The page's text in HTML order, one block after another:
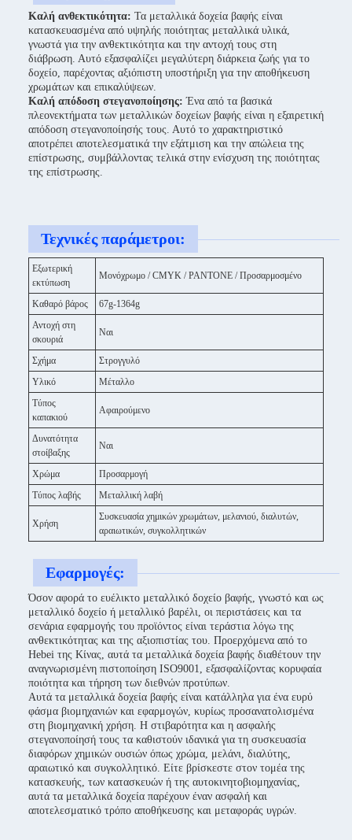
Καλή ανθεκτικότητα: Τα μεταλλικά δοχεία βαφής είναι
κατασκευασμένα από υψηλής ποιότητας μεταλλικά υλικά,
γνωστά για την ανθεκτικότητα και την αντοχή τους στη
διάβρωση. Αυτό εξασφαλίζει μεγαλύτερη διάρκεια ζωής για το
δοχείο, παρέχοντας αξιόπιστη υποστήριξη για την αποθήκευση
χρωμάτων και επικαλύψεων.
Καλή απόδοση στεγανοποίησης:Ένα από τα βασικά
πλεονεκτήματα των μεταλλικών δοχείων βαφής είναι η εξαιρετική
απόδοση στεγανοποίησής τους. Αυτό το χαρακτηριστικό
αποτρέπει αποτελεσματικά την εξάτμιση και την απώλεια της
επίστρωσης, συμβάλλοντας τελικά στην ενίσχυση της ποιότητας
της επίστρωσης.
Τεχνικές παράμετροι:
Εξωτερική
εκτύπωση
Μονόχρωμο / CMYK / PANTONE / Προσαρμοσμένο
Καθαρό βάρος
67g-1364g
Αντοχή στη
σκουριά
Ναι
Σχήμα
Στρογγυλό
Υλικό
Μέταλλο
Τύπος
καπακιού
Αφαιρούμενο
Δυνατότητα
στοίβαξης
Ναι
Χρώμα
Προσαρμογή
Τύπος λαβής
Μεταλλική λαβή
Χρήση
Συσκευασία χημικών χρωμάτων, μελανιού, διαλυτών,
αραιωτικών, συγκολλητικών
Εφαρμογές:
Όσον αφορά το ευέλικτο μεταλλικό δοχείο βαφής, γνωστό και ως
μεταλλικό δοχείο ή μεταλλικό βαρέλι, οι περιστάσεις και τα
σενάρια εφαρμογής του προϊόντος είναι τεράστια λόγω της
ανθεκτικότητας και της αξιοπιστίας του. Προερχόμενα από το
Hebei της Κίνας, αυτά τα μεταλλικά δοχεία βαφής διαθέτουν την
αναγνωρισμένη πιστοποίηση ISO9001, εξασφαλίζοντας κορυφαία
ποιότητα και τήρηση των διεθνών προτύπων.
Αυτά τα μεταλλικά δοχεία βαφής είναι κατάλληλα για ένα ευρύ
φάσμα βιομηχανιών και εφαρμογών, κυρίως προσανατολισμένα
στη βιομηχανική χρήση. Η στιβαρότητα και η ασφαλής
στεγανοποίησή τους τα καθιστούν ιδανικά για τη συσκευασία
διαφόρων χημικών ουσιών όπως χρώμα, μελάνι, διαλύτης,
αραιωτικό και συγκολλητικό. Είτε βρίσκεστε στον τομέα της
κατασκευής, των κατασκευών ή της αυτοκινητοβιομηχανίας,
αυτά τα μεταλλικά δοχεία παρέχουν έναν ασφαλή και
αποτελεσματικό τρόπο αποθήκευσης και μεταφοράς υγρών.